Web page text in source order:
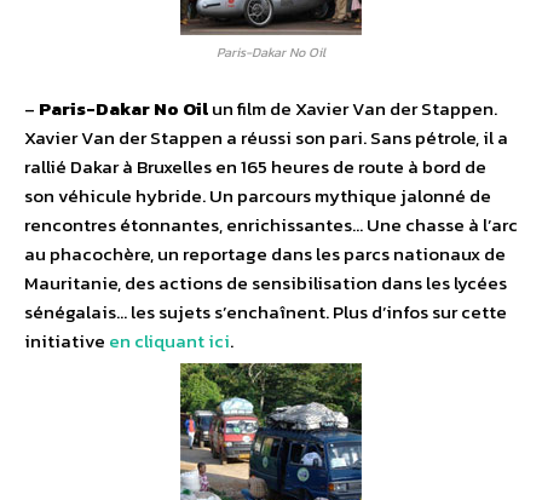
Paris-Dakar No Oil
– Paris-Dakar No Oilun film de Xavier Van der Stappen.
Xavier Van der Stappen a réussi son pari. Sans pétrole, il a
rallié Dakar à Bruxelles en 165 heures de route à bord de
son véhicule hybride. Un parcours mythique jalonné de
rencontres étonnantes, enrichissantes… Une chasse à l’arc
au phacochère, un reportage dans les parcs nationaux de
Mauritanie, des actions de sensibilisation dans les lycées
sénégalais… les sujets s’enchaînent. Plus d’infos sur cette
initiative en cliquant ici.